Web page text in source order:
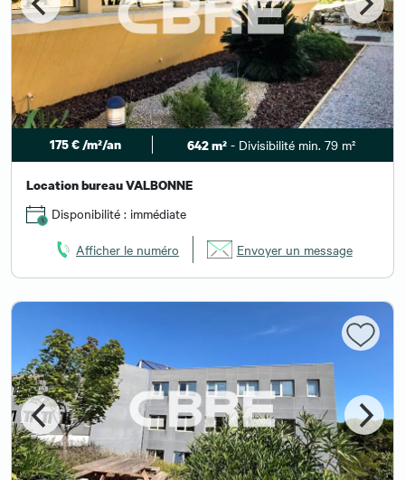
175 € /m²/an 642 m² - Divisibilité min. 79 m²
Location bureau VALBONNE
Disponibilité : immédiate
Afficher le numéro Envoyer un message